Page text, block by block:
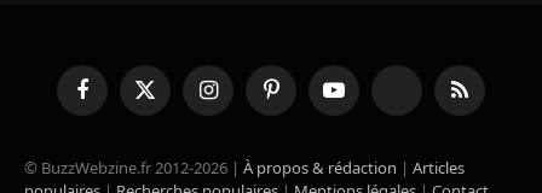
FacebookX
(Twitter)
InstagramPinterestYouTube TikTok RSS
© BuzzWebzine.fr 2012-2026 | À propos & rédaction | Articles